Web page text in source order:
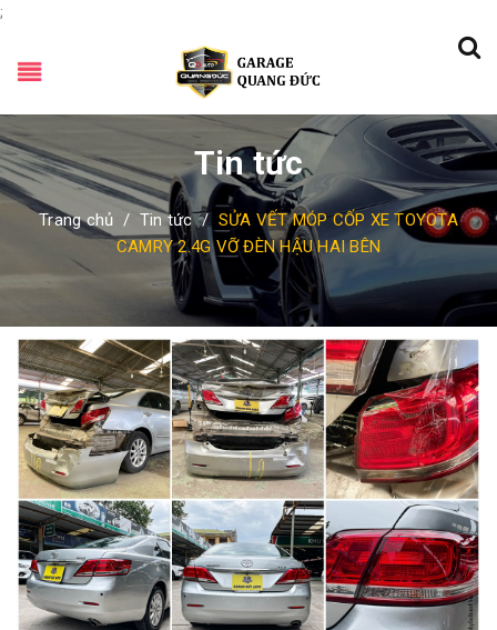
;
Tin tức
Trang chủ / Tin tức / SỬA VẾT MÓP CỐP XE TOYOTA
CAMRY 2.4G VỠ ĐÈN HẬU HAI BÊN